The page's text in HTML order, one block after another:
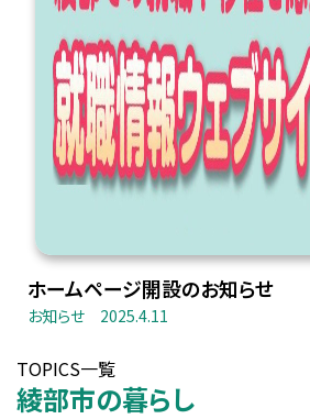
ホームページ開設のお知らせ
お知らせ 2025.4.11
TOPICS一覧
綾部市の暮らし